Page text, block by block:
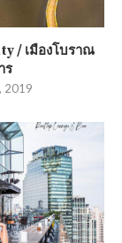
/ เมืองโบราณ
ร
2019